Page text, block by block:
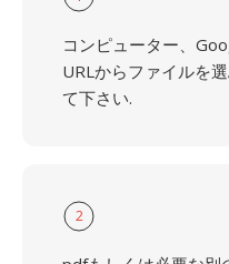
コンピューター、
URLからファイルを
て下さい.
2